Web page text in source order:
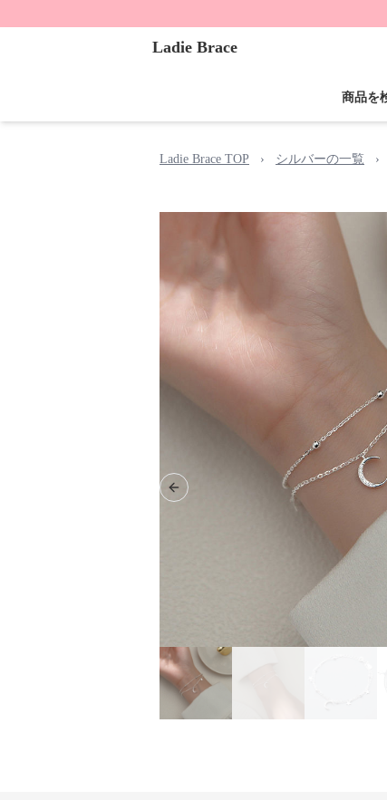
Ladie Brace
商品を
Ladie Brace TOP › シルバーの一覧 ›
Previous slide